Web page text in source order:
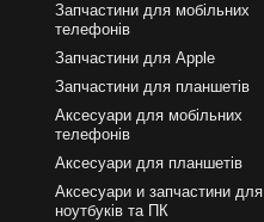
Запчастини для мобільних
телефонів
Запчастини для Apple
Запчастини для планшетів
Аксесуари для мобільних
телефонів
Аксесуари для планшетів
Аксесуари и запчастини для
ноутбуків та ПК